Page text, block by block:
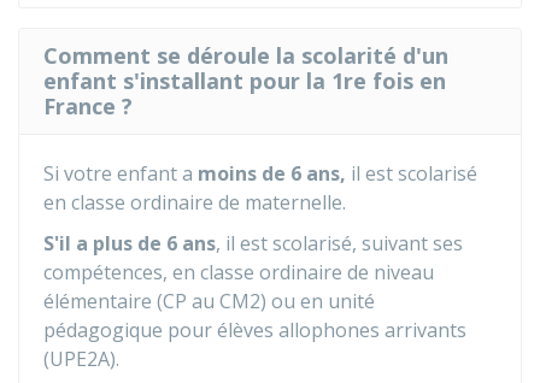
Comment se déroule la scolarité d'un
enfant s'installant pour la 1re fois en
France ?
Si votre enfant a moins de 6 ans, il est scolarisé
en classe ordinaire de maternelle.
S'il a plus de 6 ans, il est scolarisé, suivant ses
compétences, en classe ordinaire de niveau
élémentaire (CP au CM2) ou en unité
pédagogique pour élèves allophones arrivants
(UPE2A).